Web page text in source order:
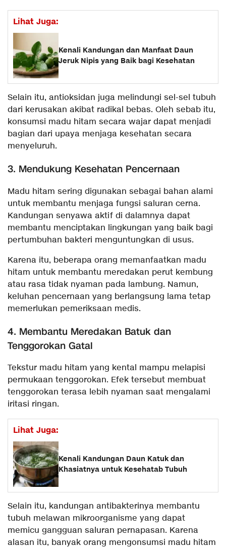
Lihat Juga:
Kenali Kandungan dan Manfaat Daun
Jeruk Nipis yang Baik bagi Kesehatan
Selain itu, antioksidan juga melindungi sel-sel tubuh
dari kerusakan akibat radikal bebas. Oleh sebab itu,
konsumsi madu hitam secara wajar dapat menjadi
bagian dari upaya menjaga kesehatan secara
menyeluruh.
3. Mendukung Kesehatan Pencernaan
Madu hitam sering digunakan sebagai bahan alami
untuk membantu menjaga fungsi saluran cerna.
Kandungan senyawa aktif di dalamnya dapat
membantu menciptakan lingkungan yang baik bagi
pertumbuhan bakteri menguntungkan di usus.
Karena itu, beberapa orang memanfaatkan madu
hitam untuk membantu meredakan perut kembung
atau rasa tidak nyaman pada lambung. Namun,
keluhan pencernaan yang berlangsung lama tetap
memerlukan pemeriksaan medis.
4. Membantu Meredakan Batuk dan
Tenggorokan Gatal
Tekstur madu hitam yang kental mampu melapisi
permukaan tenggorokan. Efek tersebut membuat
tenggorokan terasa lebih nyaman saat mengalami
iritasi ringan.
Lihat Juga:
Kenali Kandungan Daun Katuk dan
Khasiatnya untuk Kesehatab Tubuh
Selain itu, kandungan antibakterinya membantu
tubuh melawan mikroorganisme yang dapat
memicu gangguan saluran pernapasan. Karena
alasan itu, banyak orang mengonsumsi madu hitam